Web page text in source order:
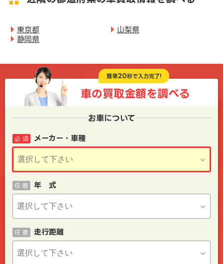
東京都
山梨県
静岡県
簡単20秒で入力完了!
車の買取金額を調べる
お車について
メーカー・車種
必 須
年 式
任 意
走行距離
任 意